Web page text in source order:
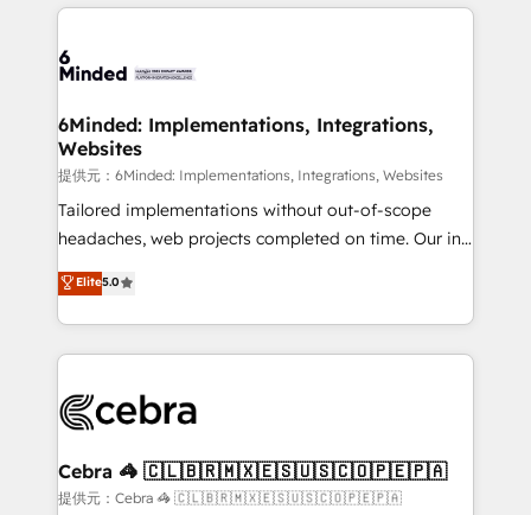
Our Expertise 🔹 Onboarding & Implementation:
tailored to your GTM motion. 🔹 Migrations: Move
downtime. 🔹 RevOps Strategy: Align teams,
processes, and data to drive revenue efficiency. 🔹
Integrations: Connect HubSpot with your tech stack
for better adoption. 🔹 Custom Solutions: Build
tailored apps, workflows, and configurations. We are
our commitment to data security and compliance. At
OneMetric, we help revenue teams focus on the
6Minded: Implementations, Integrations,
Websites
提供元：6Minded: Implementations, Integrations, Websites
Tailored implementations without out-of-scope
headaches, web projects completed on time. Our in-
house team of certified CRM architects, experts,
developers, designers, and marketers handles all
aspects of your HubSpot. ✨ 400+ global clients ✨
100+ seamless migrations from 15+ different CRMs
implementations, and 5,000+ pages ✨ CS: Clients
CS: 245% organic growth & +751% new visitors for a
full-funnel HubSpot project ✨ CS: 415% conversion
Elite5.0
Cebra 🦓 🇨🇱🇧🇷🇲🇽🇪🇸🇺🇸🇨🇴🇵🇪🇵🇦
提供元：Cebra 🦓 🇨🇱🇧🇷🇲🇽🇪🇸🇺🇸🇨🇴🇵🇪🇵🇦